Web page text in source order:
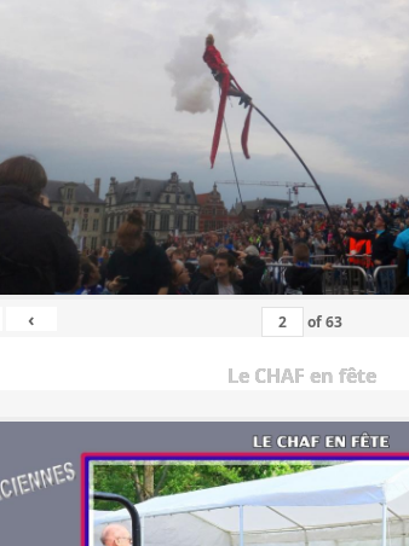
‹ of63
Le CHAF en fête